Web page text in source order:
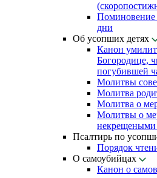
Поминовение
дни
Об усопших детях
Канон
Богородице,
погубившей
Молитвы
Молитва
Молитва о
Молитвы о
некрещеными
Псалтирь по
Порядок
О самоубийцах
Канон о